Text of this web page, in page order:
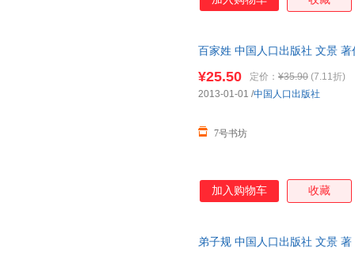
百家姓 中国人口出版社 文景
¥25.50 定价： ¥35.90 (7.11折)
7号书坊
2013-01-01 /中国人口出版社
加入购物车 收藏
弟子规 中国人口出版社 文景